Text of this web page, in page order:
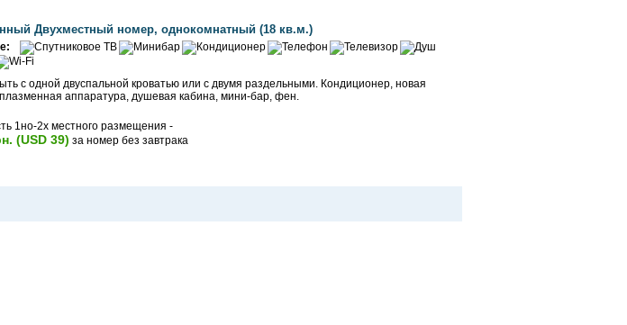
Двухместный номер, однокомнатный (18 кв.м.)
с одной двуспальной кроватью или с двумя раздельными. Кондиционер, новая
аппаратура, душевая кабина, мини-бар, фен.
1но-2х местного размещения -
(USD 39) за номер без завтрака